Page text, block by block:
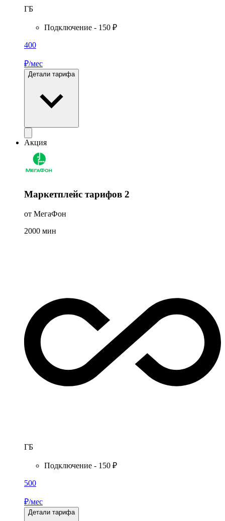
ГБ
Подключение - 150 ₽
400
₽/мес
Детали тарифа
Акция
Маркетплейс тарифов 2
от МегаФон
2000 мин
ГБ
Подключение - 150 ₽
500
₽/мес
Детали тарифа